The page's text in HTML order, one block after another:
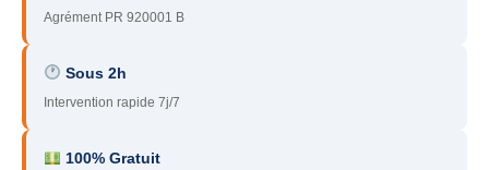
94– Val-de-Marne
95 – Val d’Oise
– Essonne
89 – Yonne
Agrément PR 920001 B
Sous 2h
Intervention rapide 7j/7
100% Gratuit